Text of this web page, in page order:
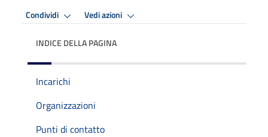
Condividi Vedi azioni
INDICE DELLA PAGINA
Incarichi
Organizzazioni
Punti di contatto